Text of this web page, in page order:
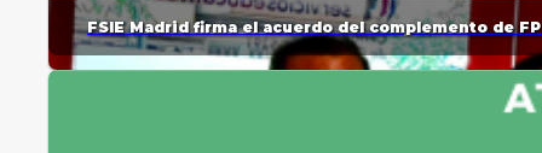
FSIE Madrid firma el acuerdo del complemento de